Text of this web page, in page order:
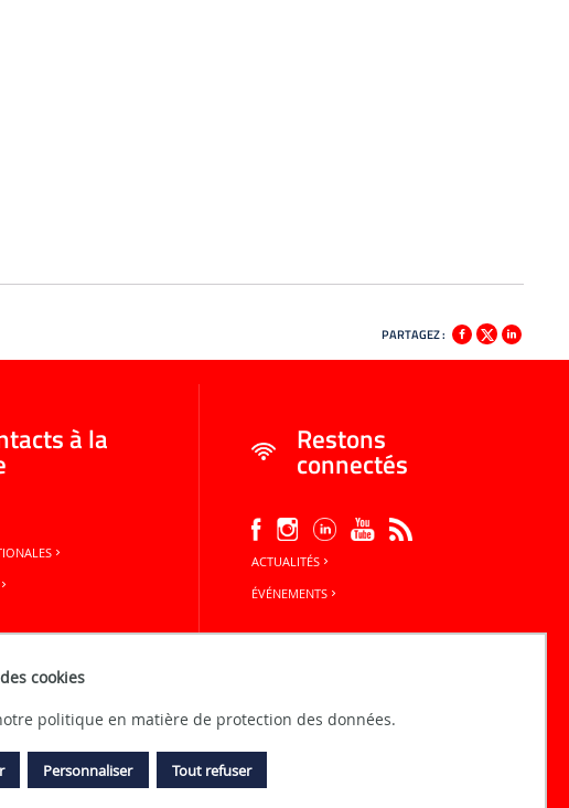
cookies
politique en matière de protection des données.
Tout refuser
Personnaliser
PARTAGEZ :
à la Restons
connectés
ACTUALITÉS
ÉVÉNEMENTS